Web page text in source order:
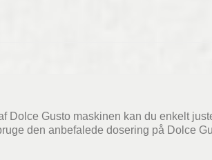
Dolce Gusto maskinen kan du enkelt
den anbefalede dosering på Dolce